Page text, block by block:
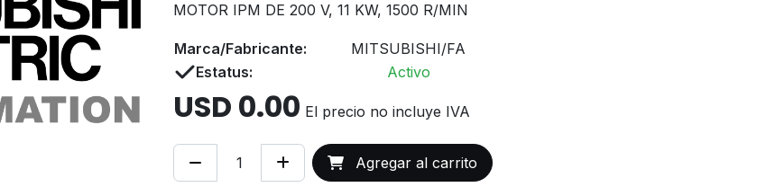
MOTOR IPM DE 200 V, 11 KW, 1500 R/MIN
Marca/Fabricante:
MITSUBISHI/FA
Estatus:
Activo
USD 0.00 El precio no incluye IVA
Agregar al carrito